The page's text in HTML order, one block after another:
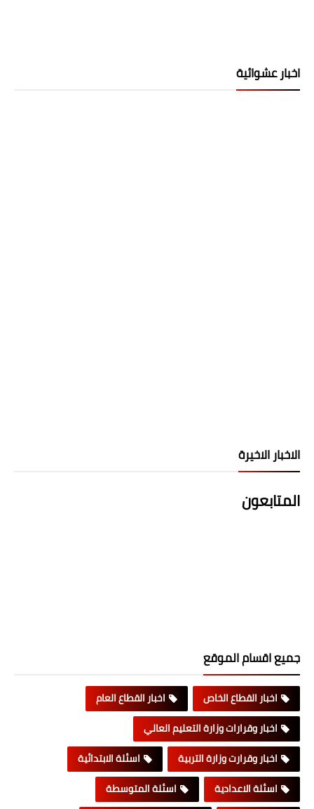
اخبار عشوائية
الاخبار الاخيرة
المتابعون
جميع اقسام الموقع
اخبار القطاع الخاص
اخبار القطاع العام
اخبار وقرارات وزارة التعليم العالي
اخبار وقرارت وزارة التربية
اسئلة الابتدائية
اسئلة الاعدادية
اسئلة المتوسطة